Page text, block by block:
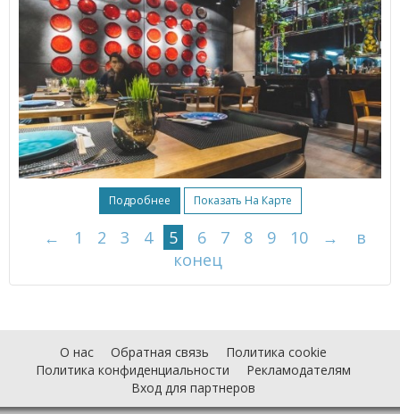
Подробнее Показать На Карте
← 1 2 3 4 5 6 7 8 9 10 →
в
конец
О нас Обратная связь
Политика cookie
Политика конфиденциальности
Рекламодателям
Вход для партнеров